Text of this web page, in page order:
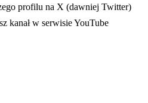
profilu na X (dawniej Twitter)
w nowej karcie
kanał w serwisie YouTube